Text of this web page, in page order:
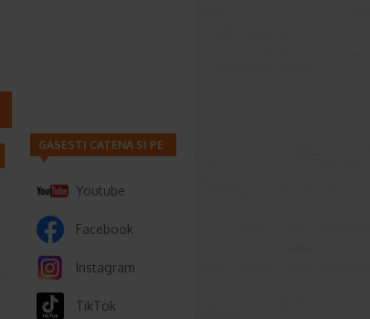
GASESTI CATENA SI PE
Youtube
Facebook
Instagram
TikTok